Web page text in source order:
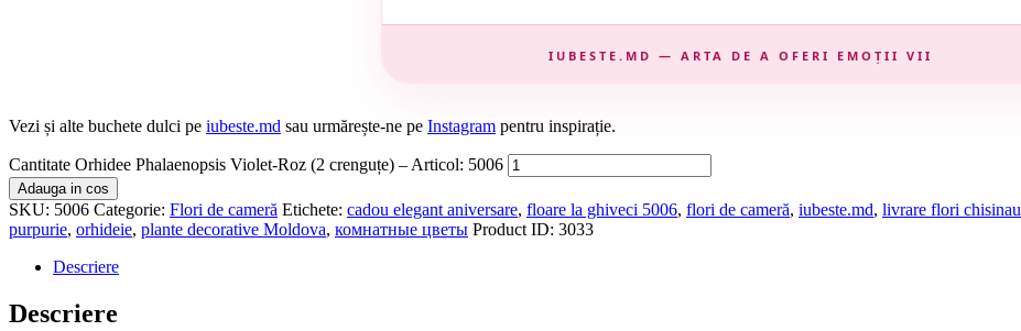
IUBESTE.MD — ARTA DE A OFERI EMOȚII VII
Vezi și alte buchete dulci pe iubeste.md sau urmărește-ne pe Instagram pentru inspirație.
Cantitate Orhidee Phalaenopsis Violet-Roz (2 crenguțe) – Articol: 5006
Adauga in cos
SKU: 5006 Categorie: Flori de cameră Etichete: cadou elegant aniversare, floare la ghiveci 5006, flori de cameră, iubeste.md, livrare flori chisinau
purpurie, orhideie, plante decorative Moldova, комнатные цветы Product ID: 3033
Descriere
Descriere